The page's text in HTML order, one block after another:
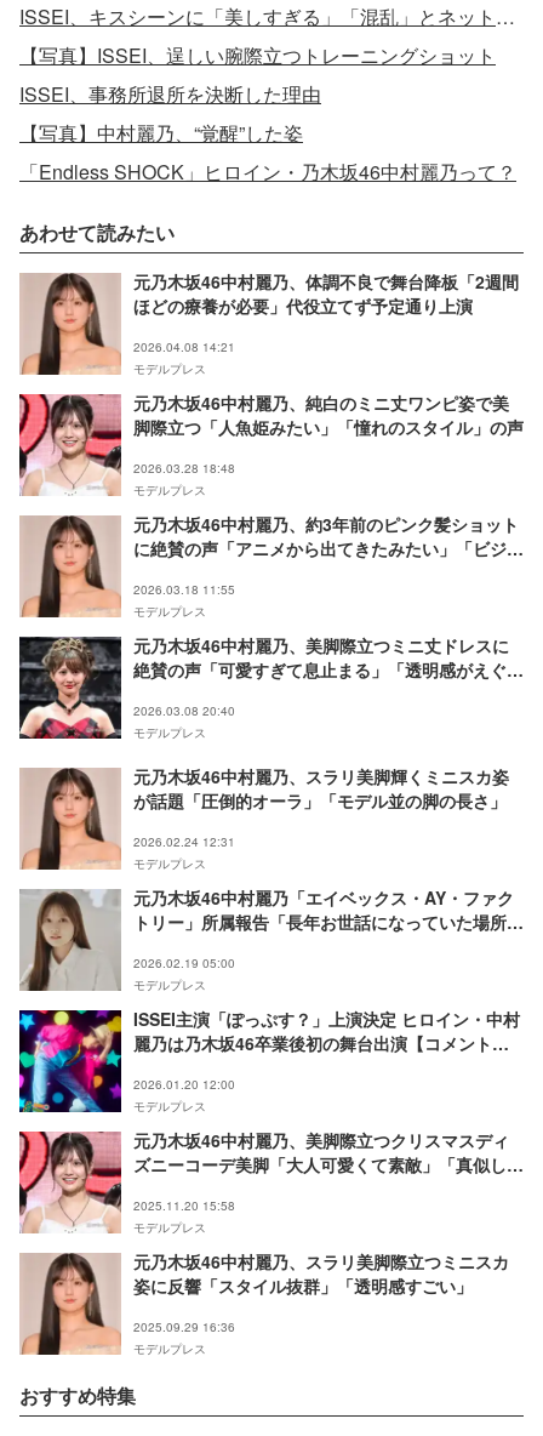
ISSEI、キスシーンに「美しすぎる」「混乱」とネット騒然
【写真】ISSEI、逞しい腕際立つトレーニングショット
ISSEI、事務所退所を決断した理由
【写真】中村麗乃、“覚醒”した姿
「Endless SHOCK」ヒロイン・乃木坂46中村麗乃って？
あわせて読みたい
元乃木坂46中村麗乃、体調不良で舞台降板「2週間
ほどの療養が必要」代役立てず予定通り上演
2026.04.08 14:21
モデルプレス
元乃木坂46中村麗乃、純白のミニ丈ワンピ姿で美
脚際立つ「人魚姫みたい」「憧れのスタイル」の声
2026.03.28 18:48
モデルプレス
元乃木坂46中村麗乃、約3年前のピンク髪ショット
に絶賛の声「アニメから出てきたみたい」「ビジュ
2026.03.18 11:55
モデルプレス
元乃木坂46中村麗乃、美脚際立つミニ丈ドレスに
絶賛の声「可愛すぎて息止まる」「透明感がえぐ
2026.03.08 20:40
モデルプレス
元乃木坂46中村麗乃、スラリ美脚輝くミニスカ姿
が話題「圧倒的オーラ」「モデル並の脚の長さ」
2026.02.24 12:31
モデルプレス
元乃木坂46中村麗乃「エイベックス・AY・ファク
トリー」所属報告「長年お世話になっていた場所を
2026.02.19 05:00
モデルプレス
ISSEI主演「ぽっぷす？」上演決定 ヒロイン・中村
麗乃は乃木坂46卒業後初の舞台出演【コメント／
2026.01.20 12:00
モデルプレス
元乃木坂46中村麗乃、美脚際立つクリスマスディ
ズニーコーデ美脚「大人可愛くて素敵」「真似した
2025.11.20 15:58
モデルプレス
元乃木坂46中村麗乃、スラリ美脚際立つミニスカ
姿に反響「スタイル抜群」「透明感すごい」
2025.09.29 16:36
モデルプレス
おすすめ特集